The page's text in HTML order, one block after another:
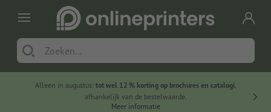
Alleen in augustus: tot wel 12 % korting op brochures en catalogi,
afhankelijk van de bestelwaarde.
Meer informatie